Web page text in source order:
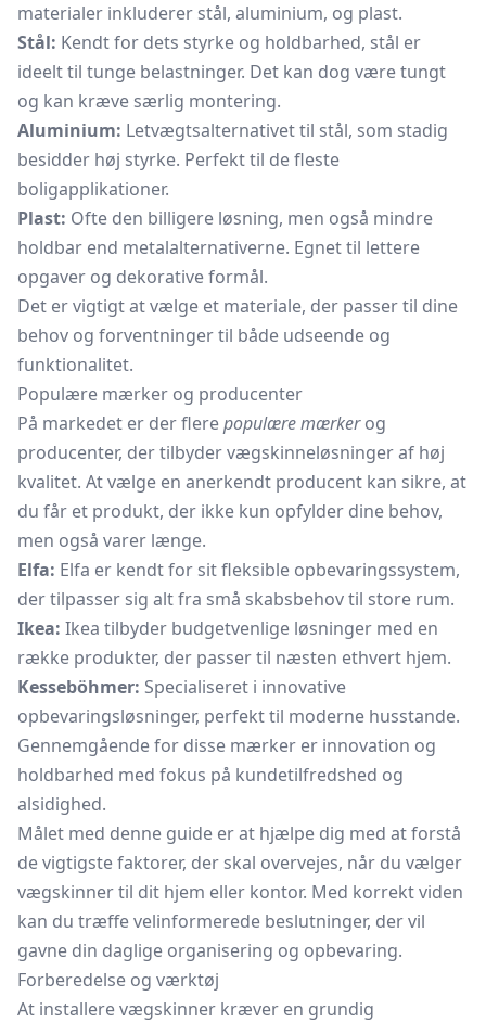
materialer inkluderer stål, aluminium, og plast.
Stål: Kendt for dets styrke og holdbarhed, stål er
ideelt til tunge belastninger. Det kan dog være tungt
og kan kræve særlig montering.
Aluminium: Letvægtsalternativet til stål, som stadig
besidder høj styrke. Perfekt til de fleste
boligapplikationer.
Plast: Ofte den billigere løsning, men også mindre
holdbar end metalalternativerne. Egnet til lettere
opgaver og dekorative formål.
Det er vigtigt at vælge et materiale, der passer til dine
behov og forventninger til både udseende og
funktionalitet.
Populære mærker og producenter
På markedet er der flerepopulære mærkerog
producenter, der tilbyder vægskinneløsninger af høj
kvalitet. At vælge en anerkendt producent kan sikre, at
du får et produkt, der ikke kun opfylder dine behov,
men også varer længe.
Elfa: Elfa er kendt for sit fleksible opbevaringssystem,
der tilpasser sig alt fra små skabsbehov til store rum.
Ikea: Ikea tilbyder budgetvenlige løsninger med en
række produkter, der passer til næsten ethvert hjem.
Kesseböhmer: Specialiseret i innovative
opbevaringsløsninger, perfekt til moderne husstande.
Gennemgående for disse mærker er innovation og
holdbarhed med fokus på kundetilfredshed og
alsidighed.
Målet med denne guide er at hjælpe dig med at forstå
de vigtigste faktorer, der skal overvejes, når du vælger
vægskinner til dit hjem eller kontor. Med korrekt viden
kan du træffe velinformerede beslutninger, der vil
gavne din daglige organisering og opbevaring.
Forberedelse og værktøj
At installere vægskinner kræver en grundig